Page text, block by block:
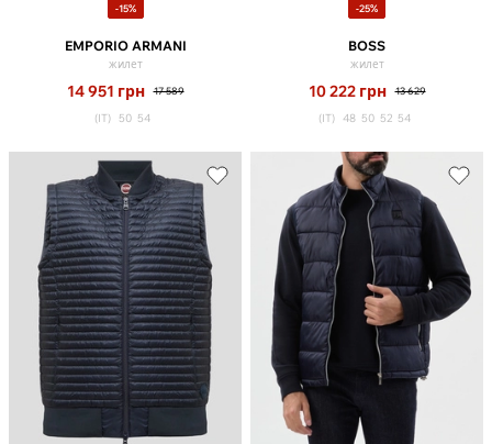
-15%
EMPORIO ARMANI
жилет
14 951 грн 17 589
(IT) 50 54
-25%
BOSS
жилет
10 222 грн 13 629
(IT) 48 50 52 54